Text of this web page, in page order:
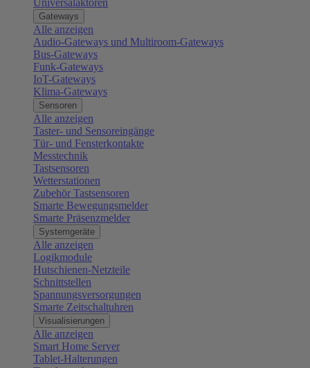
Universalaktoren
Gateways
Alle anzeigen
Audio-Gateways und Multiroom-Gateways
Bus-Gateways
Funk-Gateways
IoT-Gateways
Klima-Gateways
Sensoren
Alle anzeigen
Taster- und Sensoreingänge
Tür- und Fensterkontakte
Messtechnik
Tastsensoren
Wetterstationen
Zubehör Tastsensoren
Smarte Bewegungsmelder
Smarte Präsenzmelder
Systemgeräte
Alle anzeigen
Logikmodule
Hutschienen-Netzteile
Schnittstellen
Spannungsversorgungen
Smarte Zeitschaltuhren
Visualisierungen
Alle anzeigen
Smart Home Server
Tablet-Halterungen